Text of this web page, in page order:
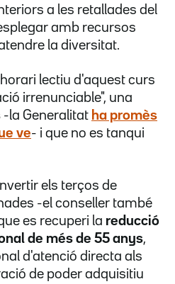
a les retallades del
amb recursos
la diversitat.
lectiu d'aquest curs
irrenunciable", una
-la Generalitat ha promès
ve- i que no es tanqui
els terços de
-el conseller també
es recuperi la reducció
de més de 55 anys,
d'atenció directa als
de poder adquisitiu